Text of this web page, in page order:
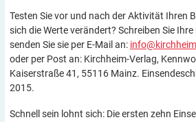
Testen Sie vor und nach der Aktivität Ihren
sich die Werte verändert? Schreiben Sie
senden Sie sie per E-Mail an:
oder per Post an: Kirchheim-Verlag,
Kaiserstraße 41, 55116 Mainz.
2015.
Schnell sein lohnt sich: Die ersten zehn